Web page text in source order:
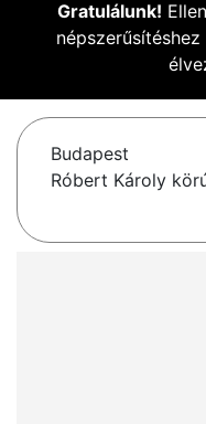
Gratulálunk!
Budapest
Róbert Károly